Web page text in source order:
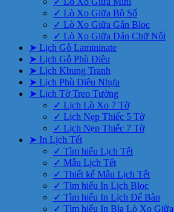
✓ Lò Xo Giữa Bộ Số
✓ Lò Xo Giữa Gắn Bloc
✓ Lò Xo Giữa Dán Chữ Nổi
➤ Lịch Gỗ Lamininate
➤ Lịch Gỗ Phù Điêu
➤ Lịch Khung Tranh
➤ Lịch Phù Điêu Nhựa
➤ Lịch Tờ Treo Tường
✓ Lịch Lò Xo 7 Tờ
✓ Lịch Nẹp Thiếc 5 Tờ
✓ Lịch Nẹp Thiếc 7 Tờ
➤ In Lịch Tết
✓ Tìm hiểu Lịch Tết
✓ Mẫu Lịch Tết
✓ Thiết kế Mẫu Lịch Tết
✓ Tìm hiểu In Lịch Bloc
✓ Tìm hiểu In Lịch Để Bàn
✓ Tìm hiểu In Bìa Lò Xo Giữa